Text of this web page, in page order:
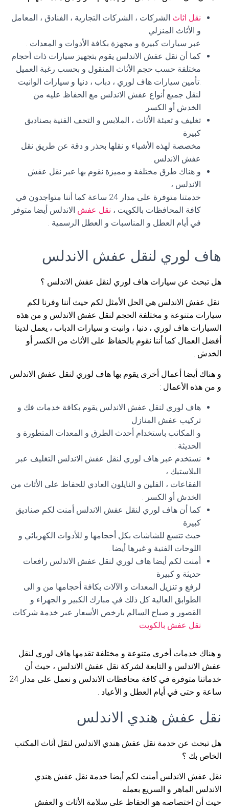
نقل اثاث الشركات ، الشركات التجارية ، الفنادق ، المعامل
و الأثاث المنزلي
عبر سيارات كبيرة و مجهزة بكافة الأدوات و المعدات .
كما أن نقل عفش الاندلس يقوم بتجهيز سيارات ذات أحجام
مختلفة حسب حجم الأثاث المنقول و بحسب رغبة العميل
.تأمين سيارات هاف لوري ، دباب ، دنيا و سيارات الوانيت
لنقل جميع أنواع عفش الاندلس مع الحفاظ عليه من
الخدش أو الكسر .
تغليف و تعبئة الأثاث ، الملابس و التحف الفنية بصناديق
كبيرة
مخصصة لهذه الأشياء و نقلها بحذر و دقة عن طريق نقل
عفش الاندلس .
و هناك طرق مختلفة و مميزة نقوم بها عبر نقل عفش
الاندلس ،
خدمتنا متوفرة على مدار 24 ساعة كما أننا متواجدون في
كافة المحافظات بالكويت ، نقل عفش الاندلس أيضا متوفر
في أيام العطل و المناسبات و العطل الرسمية .
هاف لوري لنقل عفش الاندلس
هل تبحث عن سيارات هاف لوري لنقل عفش الاندلس ؟
نقل عفش الاندلس هي الحل الأمثل لكم حيث أننا وفرنا لكم
سيارات متنوعة و مختلفة الحجم لنقل عفش الاندلس و من هذه
السيارات هاف لوري ، دنيا ، وانيت و سيارات الدباب ، يعمل لدينا
أفضل العمال كما أننا نقوم بالحفاظ على الأثاث من الكسر أو
الخدش .
و هناك أيضا أعمال أخرى يقوم بها هاف لوري لنقل عفش الاندلس
و من هذه الأعمال :
هاف لوري لنقل عفش الاندلس يقوم بكافة خدمات فك و
تركيب عفش المنازل
و المكاتب باستخدام أحدث الطرق و المعدات المتطورة و
الحديثة .
نستخدم عبر هاف لوري لنقل عفش الاندلس التغليف عبر
البلاستيك ،
الفقاعات ، الفلين و النايلون العادي للحفاظ على الأثاث من
الخدش أو الكسر .
كما أن هاف لوري لنقل عفش الاندلس أمنت لكم صناديق
كبيرة
حيث تتسع للشاشات بكل أحجامها و للأدوات الكهربائي و
اللوحات الفنية و غيرها أيضا .
أمنت لكم أيضا هاف لوري لنقل عفش الاندلس رافعات
حديثة و كبيرة
لرفع و تنزيل المعدات و الآلات بكافة أحجامها من و الى
الطوابق العالية كل ذلك في مبارك الكبير و الجهراء و
القصور و صباح السالم بارخص الأسعار عبر خدمة شركات
نقل عفش بالكويت
و هناك خدمات أخرى متنوعة و مختلفة تقدمها هاف لوري لنقل
عفش الاندلس و التابعة لشركة نقل عفش الاندلس ، حيث أن
خدماتنا متوفرة في كافة محافظات الاندلس و نعمل على مدار 24
ساعة و حتى في أيام العطل و الأعياد .
نقل عفش هندي الاندلس
هل تبحث عن خدمة نقل عفش هندي الاندلس لنقل أثاث المكتب
الخاص بك ؟
نقل عفش الاندلس أمنت لكم أيضا خدمة نقل عفش هندي
الاندلس الماهر و السريع بعمله
حيث أن اختصاصه هو الحفاظ على سلامة الأثاث و العفش